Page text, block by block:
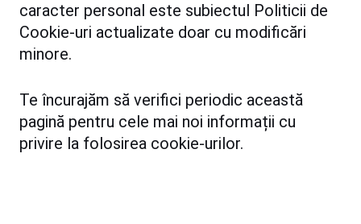
caracter personal este subiectul Politicii de
Cookie-uri actualizate doar cu modificări
minore.
Te încurajăm să verifici periodic această
pagină pentru cele mai noi informații cu
privire la folosirea cookie-urilor.